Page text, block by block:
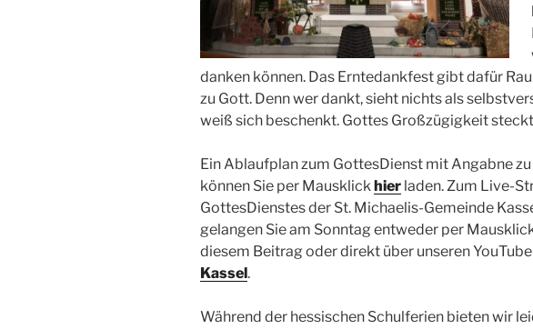
danken können. Das Erntedankfest gibt dafür
zu Gott. Denn wer dankt, sieht nichts als
weiß sich beschenkt. Gottes Großzügigkeit
Ein Ablaufplan zum GottesDienst mit Angabne
können Sie per Mausklick hier laden. Zum Live-
GottesDienstes der St. Michaelis-Gemeinde
gelangen Sie am Sonntag entweder per
diesem Beitrag oder direkt über unseren
Kassel.
Während der hessischen Schulferien bieten wir